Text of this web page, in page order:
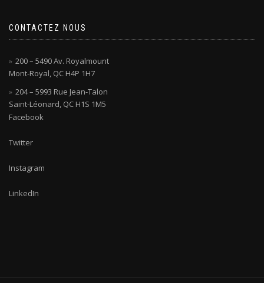
CONTACTEZ NOUS
200 – 5490 Av. Royalmount
Mont-Royal, QC H4P 1H7
204 – 5993 Rue Jean-Talon
Saint-Léonard, QC H1S 1M5
Facebook
Twitter
Instagram
LinkedIn